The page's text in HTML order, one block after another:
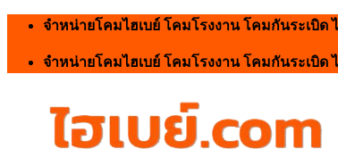
Skip
content
จำหน่ายโคมไฮเบย์ โคมโรงงาน โคมกันระเบิด
จำหน่ายโคมไฮเบย์ โคมโรงงาน โคมกันระเบิด